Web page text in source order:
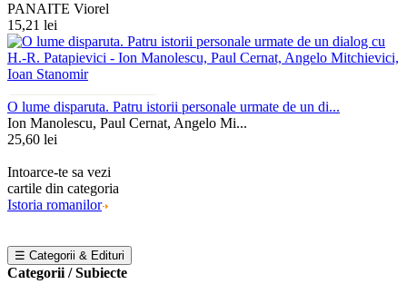
PANAITE Viorel
15,21 lei
O lume disparuta. Patru istorii personale urmate de un di...
Ion Manolescu, Paul Cernat, Angelo Mi...
25,60 lei
Intoarce-te sa vezi
cartile din categoria
Istoria romanilor
☰ Categorii & Edituri
Categorii / Subiecte